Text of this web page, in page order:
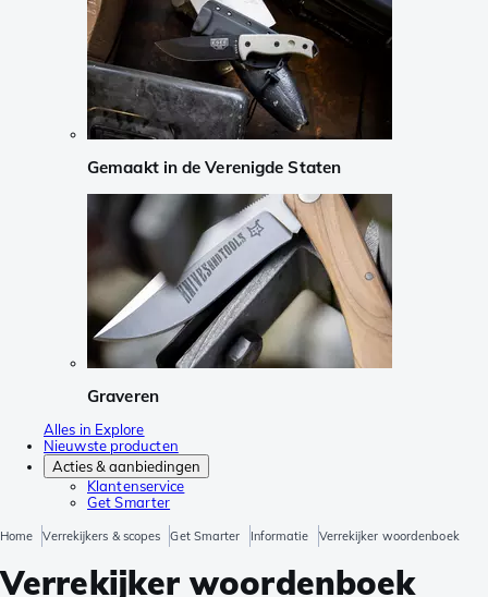
Gemaakt in de Verenigde Staten
Graveren
Alles in Explore
Nieuwste producten
Acties & aanbiedingen
Klantenservice
Get Smarter
Home Verrekijkers & scopes Get Smarter Informatie Verrekijker woordenboek
Verrekijker woordenboek